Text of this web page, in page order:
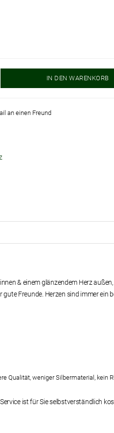
IN DEN WARENKORB
an einen Freund
& einem glänzendem Herz
Freunde. Herzen sind immer ein
Qualität, weniger Silbermaterial, kein
ist für Sie selbstverständlich